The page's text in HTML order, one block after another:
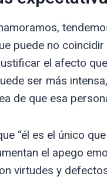
puede no
el afecto
ser más
de que esa
“él es el único
el apego
virtudes y